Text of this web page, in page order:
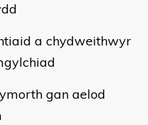
a chydweithwyr
gan aelod